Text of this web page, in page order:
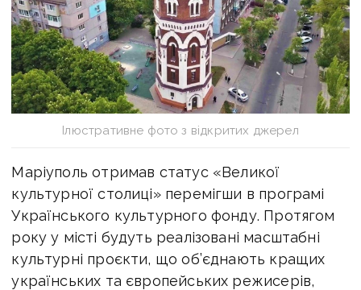
Ілюстративне фото з відкритих джерел
Маріуполь отримав статус «Великої
культурної столиці» перемігши в програмі
Українського культурного фонду. Протягом
року у місті будуть реалізовані масштабні
культурні проєкти, що об’єднають кращих
українських та європейських режисерів,